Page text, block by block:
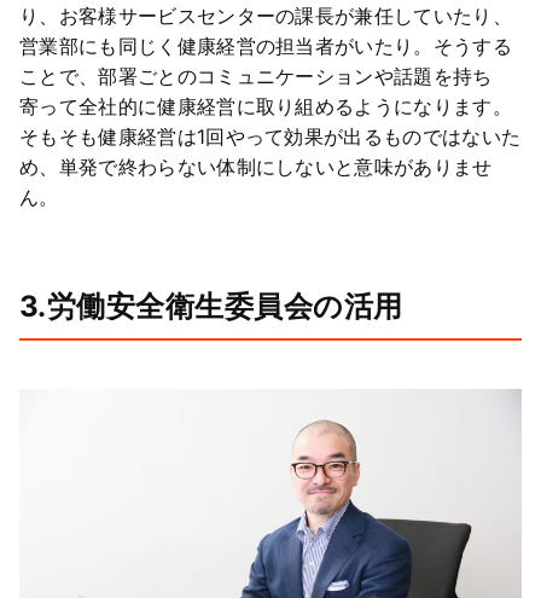
り、お客様サービスセンターの課長が兼任していたり、
営業部にも同じく健康経営の担当者がいたり。そうする
ことで、部署ごとのコミュニケーションや話題を持ち
寄って全社的に健康経営に取り組めるようになります。
そもそも健康経営は1回やって効果が出るものではないた
め、単発で終わらない体制にしないと意味がありませ
ん。
3.労働安全衛生委員会の活用